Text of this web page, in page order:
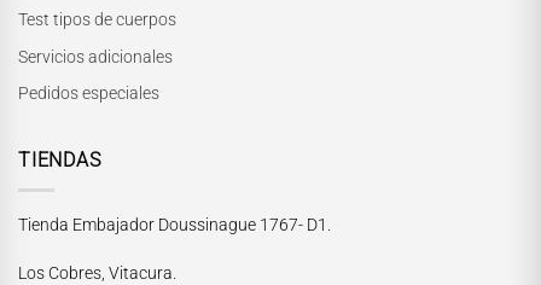
Test tipos de cuerpos
Servicios adicionales
Pedidos especiales
TIENDAS
Tienda Embajador Doussinague 1767- D1.
Los Cobres, Vitacura.